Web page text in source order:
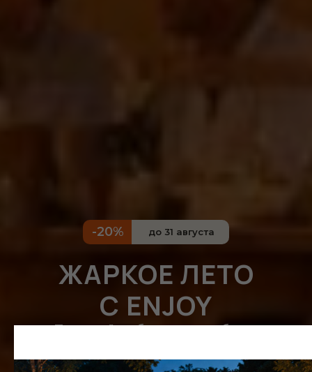
-20% до 31 августа
ЖАРКОЕ ЛЕТО
С ENJOY
Получайте больше прибыли
Установите общественную зону для